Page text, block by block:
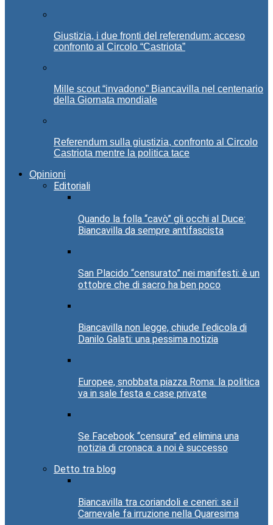
Giustizia, i due fronti del referendum: acceso
confronto al Circolo “Castriota”
Mille scout “invadono” Biancavilla nel centenario
della Giornata mondiale
Referendum sulla giustizia, confronto al Circolo
Castriota mentre la politica tace
Opinioni
Editoriali
Quando la folla “cavò” gli occhi al Duce:
Biancavilla da sempre antifascista
San Placido “censurato” nei manifesti: è un
ottobre che di sacro ha ben poco
Biancavilla non legge, chiude l’edicola di
Danilo Galati: una pessima notizia
Europee, snobbata piazza Roma: la politica
va in sale festa e case private
Se Facebook “censura” ed elimina una
notizia di cronaca: a noi è successo
Detto tra blog
Biancavilla tra coriandoli e ceneri: se il
Carnevale fa irruzione nella Quaresima